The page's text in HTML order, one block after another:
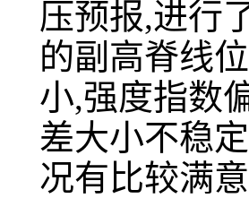
压预报,进行
的副高脊线
小,强度指数
差大小不稳
况有比较满